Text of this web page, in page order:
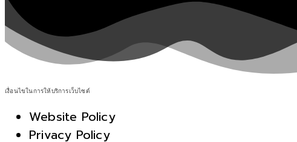
เงื่อนไขในการให้บริการเว็บไซต์
Website Policy
Privacy Policy